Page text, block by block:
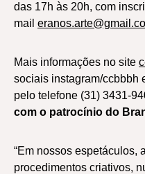
das 17h às 20h, com
mail
Mais informações no site
sociais instagram/ccbbbh
pelo telefone (31) 3431-
com o patrocínio do
“Em nossos espetáculos,
procedimentos criativos,